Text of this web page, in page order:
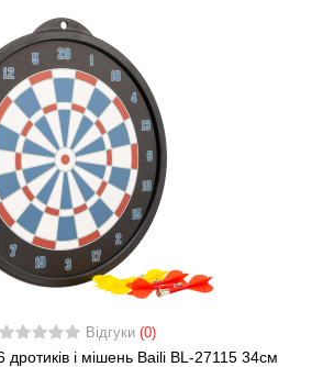
Відгуки (0)
дротиків і мішень Baili BL-27115 34см